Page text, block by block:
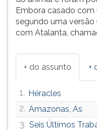
Embora casado com
segundo uma versão
com Atalanta,
+ do assunto +
1. Héracles
2. Amazonas, As
3. Seis Últimos